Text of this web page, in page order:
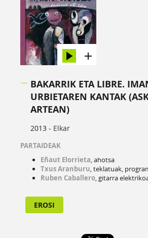
BAKARRIK ETA LIBRE.
URBIETAREN KANTAK
ARTEAN)
2013 - Elkar
PARTAIDEAK
Eñaut Elorrieta, ahotsa
Txus Aranburu, teklatuak,
Ruben Caballero, gitarra
EROSI